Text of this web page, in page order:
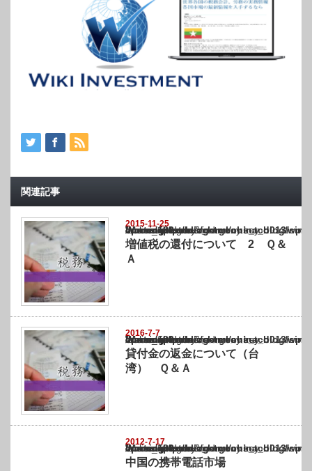
関連記事
2015-11-25
Warning
: Undefined array key "show_category" in
/home/netst/kuno-cpa.co.jp/public_html/china_blog/wp-content/themes/
on line183
増値税の還付について 2 Ｑ＆
Ａ
2016-7-7
Warning
: Undefined array key "show_category" in
/home/netst/kuno-cpa.co.jp/public_html/china_blog/wp-content/themes/
on line183
貸付金の返金について（台
湾） Ｑ＆Ａ
2012-7-17
Warning
: Undefined array key "show_category" in
/home/netst/kuno-cpa.co.jp/public_html/china_blog/wp-content/themes/
on line183
中国の携帯電話市場